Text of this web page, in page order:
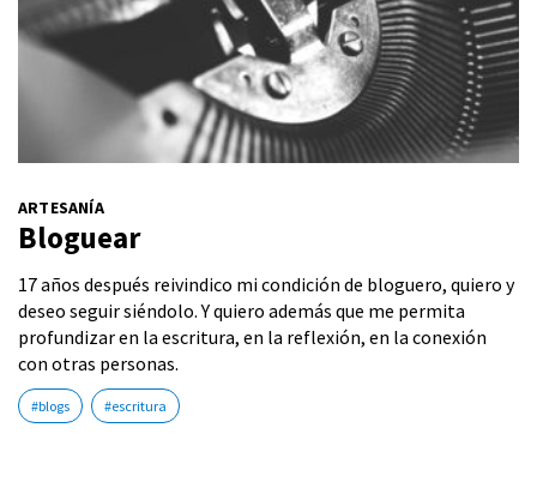
ARTESANÍA
Bloguear
17 años después reivindico mi condición de bloguero, quiero y
deseo seguir siéndolo. Y quiero además que me permita
profundizar en la escritura, en la reflexión, en la conexión
con otras personas.
#blogs #escritura